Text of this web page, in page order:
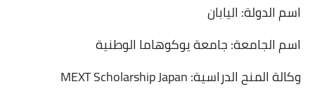
اسم الدولة: اليابان
اسم الجامعة: جامعة يوكوهاما الوطنية
وكالة المنح الدراسيةMEXT Scholarship Japan :